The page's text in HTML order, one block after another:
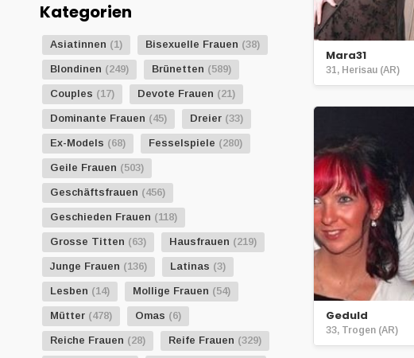
Kategorien
Asiatinnen (1) Bisexuelle Frauen (38)
Blondinen (249) Brünetten (589)
Couples (17) Devote Frauen (21)
Dominante Frauen (45) Dreier (33)
Ex-Models (68) Fesselspiele (280)
Geile Frauen (503)
Geschäftsfrauen (456)
Geschieden Frauen (118)
Grosse Titten (63) Hausfrauen (219)
Junge Frauen (136) Latinas (3)
Lesben (14) Mollige Frauen (54)
Mütter (478) Omas (6)
Reiche Frauen (28) Reife Frauen (329)
Mara31
31, Herisau (AR)
Geduld
33, Trogen (AR)